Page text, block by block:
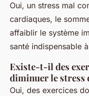
Oui, un stress mal
cardiaques, le
affaiblir le système
santé indispensable
Existe-t-il des
diminuer le stress
Oui, des exercices